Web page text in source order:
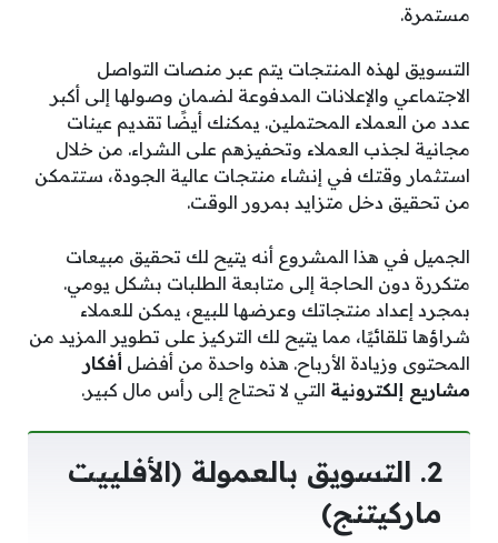
مستمرة.
التسويق لهذه المنتجات يتم عبر منصات التواصل
الاجتماعي والإعلانات المدفوعة لضمان وصولها إلى أكبر
عدد من العملاء المحتملين. يمكنك أيضًا تقديم عينات
مجانية لجذب العملاء وتحفيزهم على الشراء. من خلال
استثمار وقتك في إنشاء منتجات عالية الجودة، ستتمكن
من تحقيق دخل متزايد بمرور الوقت.
الجميل في هذا المشروع أنه يتيح لك تحقيق مبيعات
متكررة دون الحاجة إلى متابعة الطلبات بشكل يومي.
بمجرد إعداد منتجاتك وعرضها للبيع، يمكن للعملاء
شراؤها تلقائيًا، مما يتيح لك التركيز على تطوير المزيد من
المحتوى وزيادة الأرباح. هذه واحدة من أفضل أفكار
مشاريع إلكترونية التي لا تحتاج إلى رأس مال كبير.
2. التسويق بالعمولة (الأفلييت
ماركيتنج)